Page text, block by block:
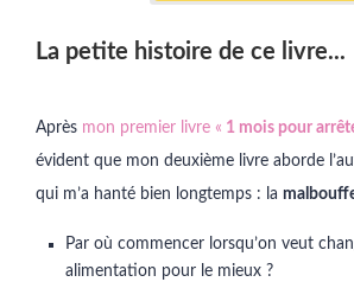
La petite histoire de ce livre...
Après mon premier livre « 1 mois pour
évident que mon deuxième livre aborde
qui m’a hanté bien longtemps : la
Par où commencer lorsqu’on veut
alimentation pour le mieux ?